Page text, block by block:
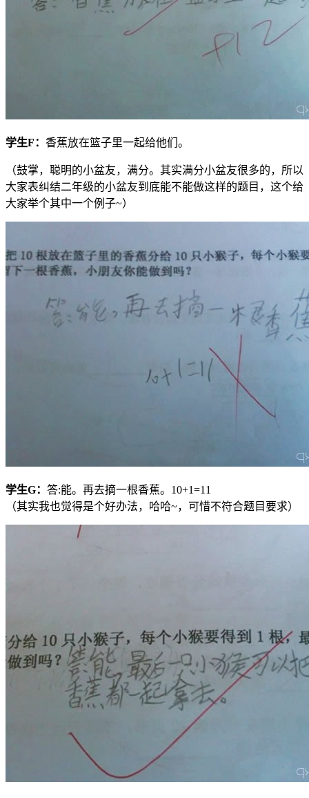
学生F： 香蕉放在篮子里一起给他们。
（鼓掌，聪明的小盆友，满分。其实满分小盆友很多的，所以
大家表纠结二年级的小盆友到底能不能做这样的题目，这个给
大家举个其中一个例子~）
学生G： 答:能。再去摘一根香蕉。10+1=11
（其实我也觉得是个好办法，哈哈~，可惜不符合题目要求）